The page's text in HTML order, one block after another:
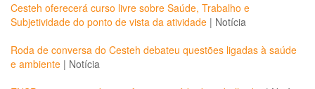
Cesteh oferecerá curso livre sobre Saúde, Trabalho e
Subjetividade do ponto de vista da atividade | Notícia
Roda de conversa do Cesteh debateu questões ligadas à saúde
e ambiente | Notícia